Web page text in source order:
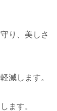
り、美しさ
減します。
ます。